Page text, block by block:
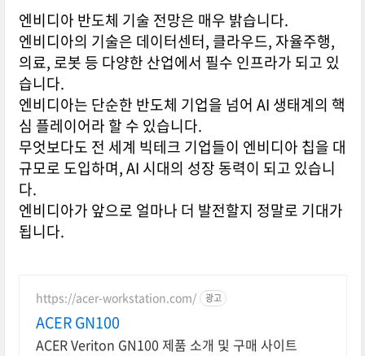
엔비디아 반도체 기술 전망은 매우 밝습니다.
엔비디아의 기술은 데이터센터, 클라우드, 자율주행,
의료, 로봇 등 다양한 산업에서 필수 인프라가 되고 있
습니다.
엔비디아는 단순한 반도체 기업을 넘어 AI 생태계의 핵
심 플레이어라 할 수 있습니다.
무엇보다도 전 세계 빅테크 기업들이 엔비디아 칩을 대
규모로 도입하며, AI 시대의 성장 동력이 되고 있습니
다.
엔비디아가 앞으로 얼마나 더 발전할지 정말로 기대가
됩니다.
https://acer-workstation.com/ 광고
ACER GN100
ACER Veriton GN100 제품 소개 및 구매 사이트